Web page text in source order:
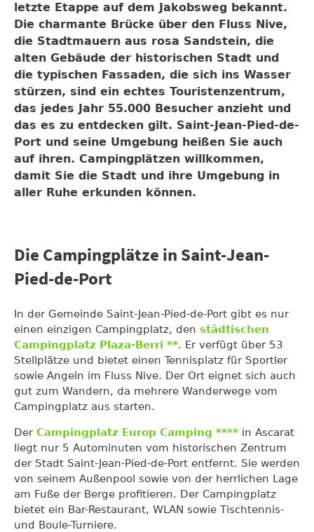
letzte Etappe auf dem Jakobsweg bekannt.
Die charmante Brücke über den Fluss Nive,
die Stadtmauern aus rosa Sandstein, die
alten Gebäude der historischen Stadt und
die typischen Fassaden, die sich ins Wasser
stürzen, sind ein echtes Touristenzentrum,
das jedes Jahr 55.000 Besucher anzieht und
das es zu entdecken gilt. Saint-Jean-Pied-de-
Port und seine Umgebung heißen Sie auch
auf ihren. Campingplätzen willkommen,
damit Sie die Stadt und ihre Umgebung in
aller Ruhe erkunden können.
Die Campingplätze in Saint-Jean-
Pied-de-Port
In der Gemeinde Saint-Jean-Pied-de-Port gibt es nur
einen einzigen Campingplatz, den städtischen
Campingplatz Plaza-Berri **. Er verfügt über 53
Stellplätze und bietet einen Tennisplatz für Sportler
sowie Angeln im Fluss Nive. Der Ort eignet sich auch
gut zum Wandern, da mehrere Wanderwege vom
Campingplatz aus starten.
Der Campingplatz Europ Camping **** in Ascarat
liegt nur 5 Autominuten vom historischen Zentrum
der Stadt Saint-Jean-Pied-de-Port entfernt. Sie werden
von seinem Außenpool sowie von der herrlichen Lage
am Fuße der Berge profitieren. Der Campingplatz
bietet ein Bar-Restaurant, WLAN sowie Tischtennis-
und Boule-Turniere.